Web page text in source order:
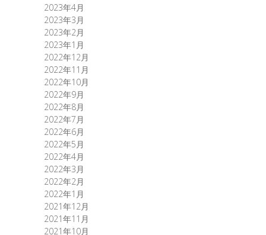
2023年4月
2023年3月
2023年2月
2023年1月
2022年12月
2022年11月
2022年10月
2022年9月
2022年8月
2022年7月
2022年6月
2022年5月
2022年4月
2022年3月
2022年2月
2022年1月
2021年12月
2021年11月
2021年10月